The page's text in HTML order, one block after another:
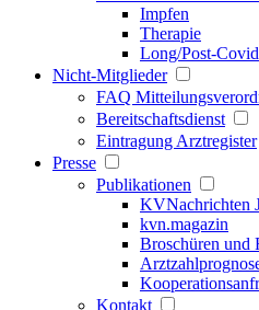
Impfen
Therapie
Long/Post-Covid
Nicht-Mitglieder
FAQ
Bereitschaftsdienst
Eintragung Arztregister
Presse
Publikationen
KVNachrichten
kvn.magazin
Broschüren und
Kontakt